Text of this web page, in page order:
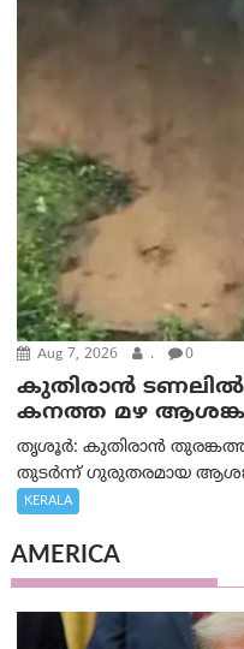
Aug 7, 2026 . 0
കുതിരാൻ ടണലിൽ
കനത്ത മഴ
തൃശൂർ: കുതിരാൻ
തുടർന്ന് ഗുരുതരമായ
KERALA
AMERICA